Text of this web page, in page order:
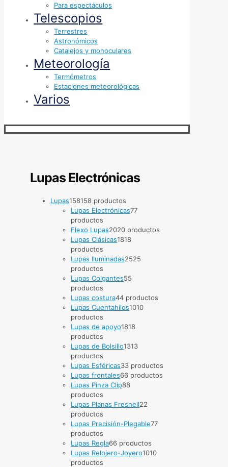
Para espectáculos
Telescopios
Terrestres
Astronómicos
Catalejos y monoculares
Meteorología
Termómetros
Estaciones meteorológicas
Varios
Lupas Electrónicas
Lupas158158 productos
Lupas Electrónicas77
productos
Flexo Lupas2020 productos
Lupas Clásicas1818
productos
Lupas Iluminadas2525
productos
Lupas Colgantes55
productos
Lupas costura44 productos
Lupas Cuentahilos1010
productos
Lupas de apoyo1818
productos
Lupas de Bolsillo1313
productos
Lupas Esféricas33 productos
Lupas frontales66 productos
Lupas Pinza Clip88
productos
Lupas Planas Fresnell22
productos
Lupas Precisión-Plegable77
productos
Lupas Regla66 productos
Lupas Relojero-Joyero1010
productos